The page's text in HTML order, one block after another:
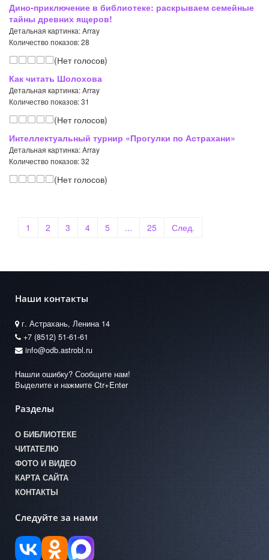
Дино-приключение в библиотеке: раскрываем семейные
тайны древних ящеров!
Детальная картинка: Array
Количество показов: 28
(Нет голосов)
Как читать Шолохова
Детальная картинка: Array
Количество показов: 31
(Нет голосов)
Интеллектуальный турнир «Прогулки по Астрахани»
Детальная картинка: Array
Количество показов: 32
(Нет голосов)
1 2 3 4 5 ... 25 След.
Наши контакты
г. Астрахань, Ленина 14
+7 (8512) 51-61-61
info@odb.astrobl.ru
Нашли ошибку? Сообщите нам!
Выделите и нажмите Ctr+Enter
Разделы
О БИБЛИОТЕКЕ
ЧИТАТЕЛЮ
ФОТО И ВИДЕО
КАРТА САЙТА
КОНТАКТЫ
Следуйте за нами